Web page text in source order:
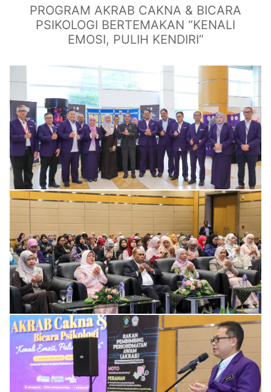
PROGRAM AKRAB CAKNA & BICARA
PSIKOLOGI BERTEMAKAN “KENALI
EMOSI, PULIH KENDIRI”